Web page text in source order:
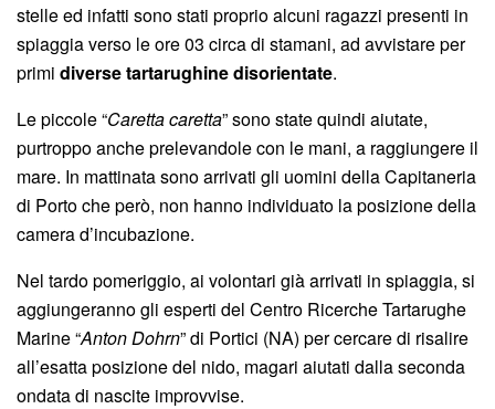
stelle ed infatti sono stati proprio alcuni ragazzi presenti in
spiaggia verso le ore 03 circa di stamani, ad avvistare per
primi diverse tartarughine disorientate.
Le piccole “Caretta caretta” sono state quindi aiutate,
purtroppo anche prelevandole con le mani, a raggiungere il
mare. In mattinata sono arrivati gli uomini della Capitaneria
di Porto che però, non hanno individuato la posizione della
camera d’incubazione.
Nel tardo pomeriggio, ai volontari già arrivati in spiaggia, si
aggiungeranno gli esperti del Centro Ricerche Tartarughe
Marine “Anton Dohrn” di Portici (NA) per cercare di risalire
all’esatta posizione del nido, magari aiutati dalla seconda
ondata di nascite improvvise.